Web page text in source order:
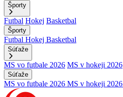
Športy
Futbal Hokej Basketbal
Športy
Futbal Hokej Basketbal
Súťaže
MS vo futbale 2026 MS v hokeji 2026
Súťaže
MS vo futbale 2026 MS v hokeji 2026